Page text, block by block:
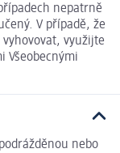
nepatrně
V případě, že
využijte
Všeobecnými
nebo